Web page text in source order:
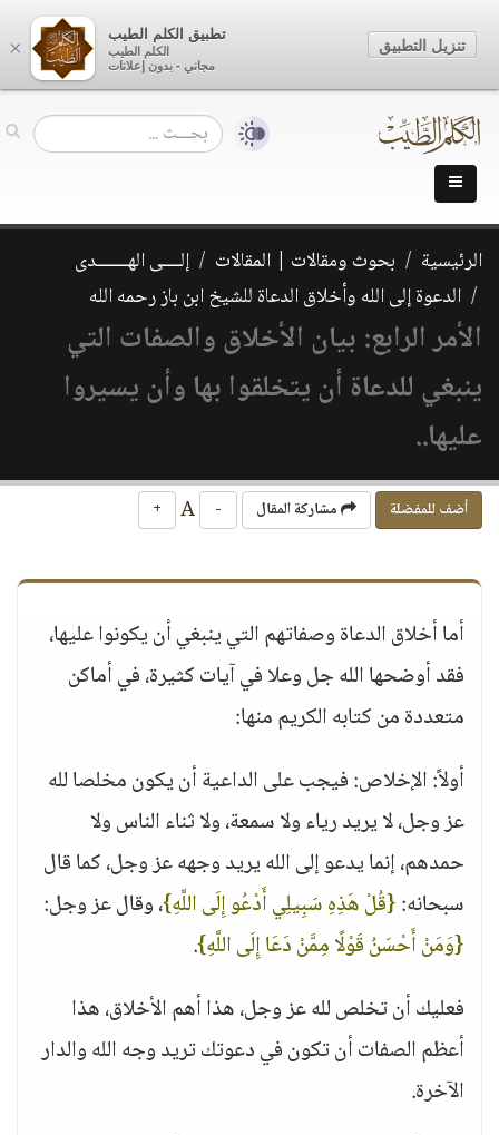
الرئيسية بحوث ومقالات | المقالات
إلــــى الهـــــــدى
الدعوة إلى الله وأخلاق الدعاة للشيخ ابن باز رحمه الله
الأمر الرابع: بيان الأخلاق والصفات التي
ينبغي للدعاة أن يتخلقوا بها وأن يسيروا
عليها..
أضف للمفضلة مشاركة المقال -
+
أما أخلاق الدعاة وصفاتهم التي ينبغي أن يكونوا عليها،
فقد أوضحها الله جل وعلا في آيات كثيرة، في أماكن
متعددة من كتابه الكريم منها:
أولاً: الإخلاص: فيجب على الداعية أن يكون مخلصا لله
عز وجل، لا يريد رياء ولا سمعة، ولا ثناء الناس ولا
حمدهم، إنما يدعو إلى الله يريد وجهه عز وجل، كما قال
سبحانه:{قُلْ هَذِهِ سَبِيلِي أَدْعُو إِلَى اللَّهِ}، وقال عز وجل:
{وَمَنْ أَحْسَنُ قَوْلًا مِمَّنْ دَعَا إِلَى اللَّهِ}.
فعليك أن تخلص لله عز وجل، هذا أهم الأخلاق، هذا
أعظم الصفات أن تكون في دعوتك تريد وجه الله والدار
الآخرة.
×
تطبيق الكلم الطيب
الكلم الطيب
مجاني - بدون إعلانات
تنزيل التطبيق